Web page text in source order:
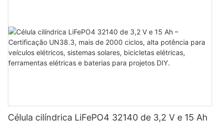
Célula cilíndrica LiFePO4 32140 de 3,2 V e 15 Ah